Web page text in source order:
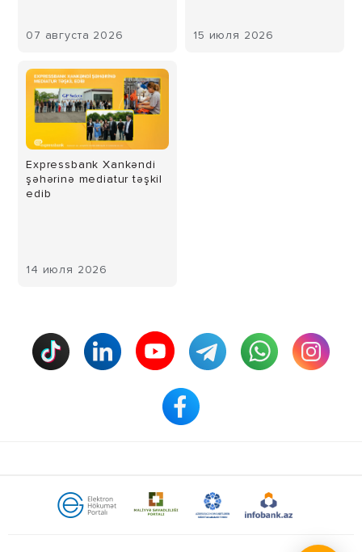
07 августа 2026 15 июля 2026
Expressbank Xankəndi
şəhərinə mediatur təşkil
edib
14 июля 2026